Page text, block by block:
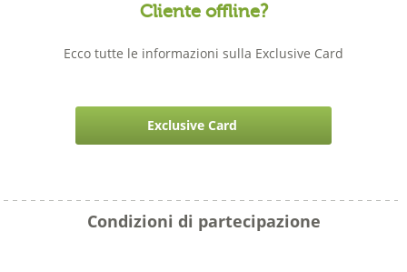
Condizioni di partecipazione
Cliente offline?
Ecco tutte le informazioni sulla Exclusive Card
Exclusive Card